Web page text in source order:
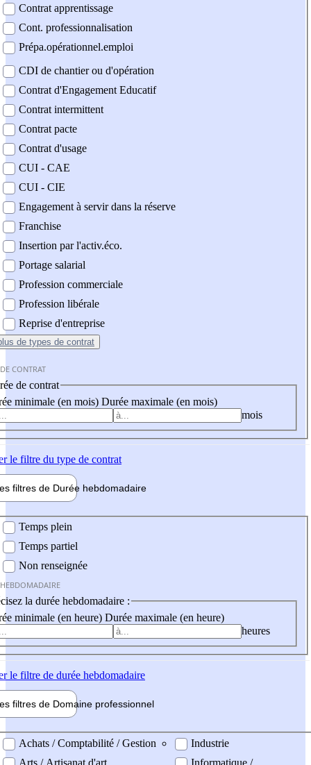
Contrat apprentissage
Cont. professionnalisation
Prépa.opérationnel.emploi
CDI de chantier ou d'opération
Contrat d'Engagement Educatif
Contrat intermittent
Contrat pacte
Contrat d'usage
CUI - CAE
CUI - CIE
Engagement à servir dans la réserve
Franchise
Insertion par l'activ.éco.
Portage salarial
Profession commerciale
Profession libérale
Reprise d'entreprise
de types de contrat
CONTRAT
de contrat
minimale (en mois) Durée maximale (en mois)
mois
le filtre du type de contrat
filtres de Durée hebdomadaire
Temps plein
Temps partiel
Non renseignée
la durée hebdomadaire :
minimale (en heure) Durée maximale (en heure)
heures
le filtre de durée hebdomadaire
filtres de Domaine professionnel
professionel
Achats / Comptabilité / Gestion
Arts / Artisanat d'art
Industrie
Informatique /